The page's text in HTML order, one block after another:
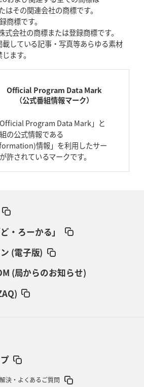
その関連会社の商標です。
標です。
式会社の商標または登録商標です。
している記事・写真等あらゆる素材
ます。
Official Program Data Mark
（公式番組情報マーク）
Program Data Mark」と
の公式情報である
情報」を利用したサー
許されているマークです。
・ろーかる」
(電子版)
(局からのお知らせ)
決・よくあるご質問